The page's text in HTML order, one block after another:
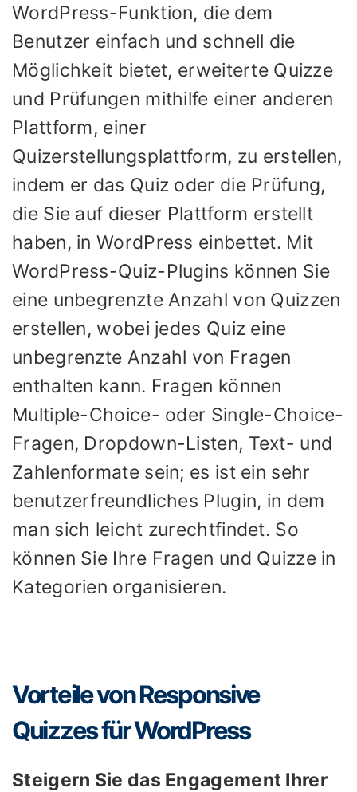
WordPress-Funktion, die dem
Benutzer einfach und schnell die
Möglichkeit bietet, erweiterte Quizze
und Prüfungen mithilfe einer anderen
Plattform, einer
Quizerstellungsplattform, zu erstellen,
indem er das Quiz oder die Prüfung,
die Sie auf dieser Plattform erstellt
haben, in WordPress einbettet. Mit
WordPress-Quiz-Plugins können Sie
eine unbegrenzte Anzahl von Quizzen
erstellen, wobei jedes Quiz eine
unbegrenzte Anzahl von Fragen
enthalten kann. Fragen können
Multiple-Choice- oder Single-Choice-
Fragen, Dropdown-Listen, Text- und
Zahlenformate sein; es ist ein sehr
benutzerfreundliches Plugin, in dem
man sich leicht zurechtfindet. So
können Sie Ihre Fragen und Quizze in
Kategorien organisieren.
Vorteile von Responsive
Quizzes für WordPress
Steigern Sie das Engagement Ihrer